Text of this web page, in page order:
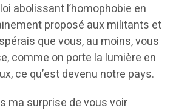
abolissant l’homophobie en
proposé aux militants et
que vous, au moins, vous
comme on porte la lumière en
ce qu’est devenu notre pays.
ma surprise de vous voir